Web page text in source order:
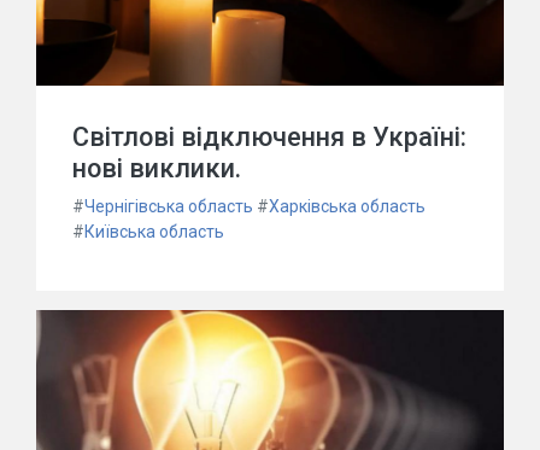
Світлові відключення в Україні:
нові виклики.
#Чернігівська область #Харківська область
#Київська область